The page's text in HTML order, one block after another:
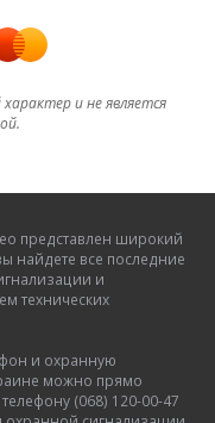
и не является
представлен широкий
найдете все последние
и
технических
и охранную
можно прямо
(068) 120-00-47